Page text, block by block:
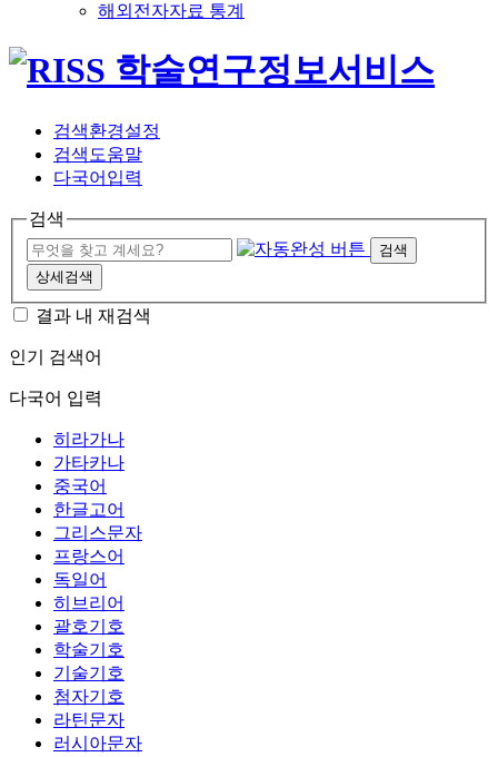
해외전자자료 통계
검색환경설정
검색도움말
다국어입력
검색
검색
상세검색
결과 내 재검색
인기 검색어
다국어 입력
히라가나
가타카나
중국어
한글고어
그리스문자
프랑스어
독일어
히브리어
괄호기호
학술기호
기술기호
첨자기호
라틴문자
러시아문자